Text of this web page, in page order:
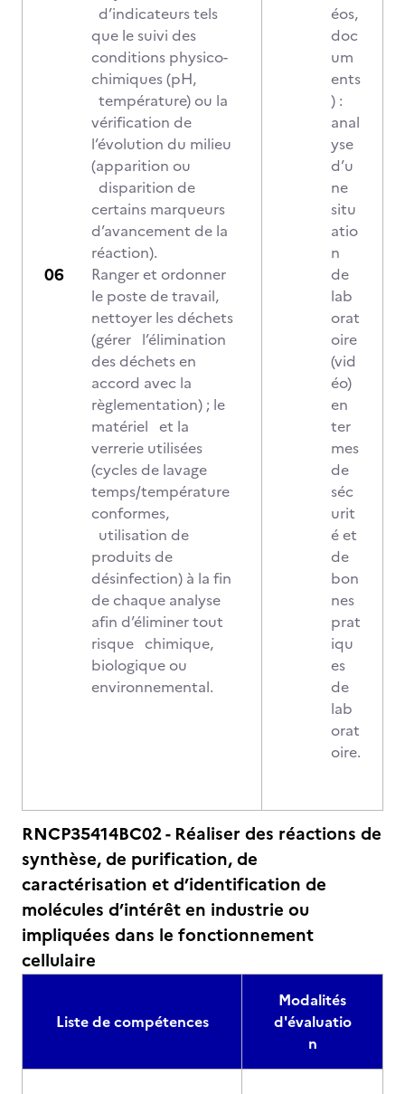
d’indicateurs tels
que le suivi des
conditions physico-
chimiques (pH,
température) ou la
vérification de
l’évolution du milieu
(apparition ou
disparition de
certains marqueurs
d’avancement de la
réaction).
Ranger et ordonner
le poste de travail,
nettoyer les déchets
(gérer l’élimination
des déchets en
accord avec la
règlementation) ; le
matériel et la
verrerie utilisées
(cycles de lavage
temps/température
conformes,
utilisation de
produits de
désinfection) à la fin
de chaque analyse
afin d’éliminer tout
risque chimique,
biologique ou
environnemental.
éos,
doc
um
ents
) :
anal
yse
d’u
ne
situ
atio
n
de
lab
orat
oire
(vid
éo)
en
ter
mes
de
séc
urit
é et
de
bon
nes
prat
iqu
es
de
lab
orat
oire.
RNCP35414BC02 - Réaliser des réactions de
synthèse, de purification, de
caractérisation et d’identification de
molécules d’intérêt en industrie ou
impliquées dans le fonctionnement
cellulaire
Liste de compétences
Modalités
d'évaluatio
n